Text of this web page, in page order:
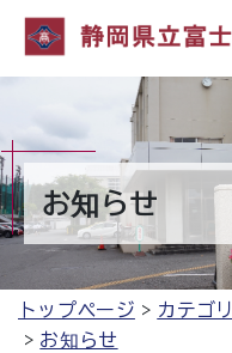
お知らせ
トップページ カテゴリ
お知らせ